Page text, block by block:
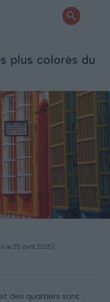
plus colorés du
le 25 avril 2025)
des quartiers sont